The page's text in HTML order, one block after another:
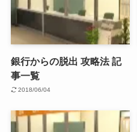
銀行からの脱出 攻略法 記
事一覧
2018/06/04